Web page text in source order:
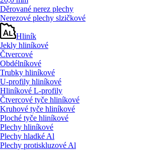
Děrované nerez plechy
Nerezové plechy slzičkové
Hliník
Jekly hliníkové
Čtvercové
Obdélníkové
Trubky hliníkové
U-profily hliníkové
Hliníkové L-profily
Čtvercové tyče hliníkové
Kruhové tyče hliníkové
Ploché tyče hliníkové
Plechy hliníkové
Plechy hladké Al
Plechy protiskluzové Al